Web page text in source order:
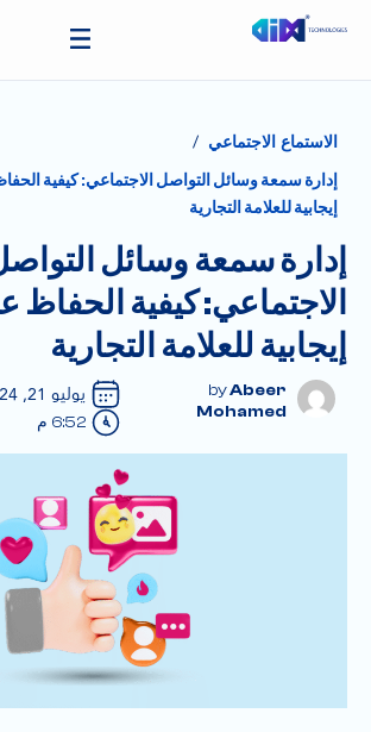
الاستماع الاجتماعي /
إدارة سمعة وسائل التواصل الاجتماعي: كيفية
إيجابية للعلامة التجارية
إدارة سمعة وسائل
الاجتماعي: كيفية
إيجابية للعلامة التجارية
Abeer
Mohamed
يوليو 21, 2024
6:52 م